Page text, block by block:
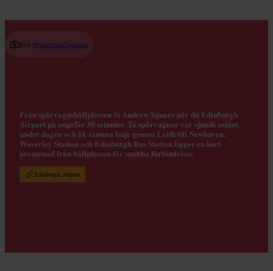
Bild /Wikimedia Commons
Från spårvagnshållplatsen St Andrew Square når du Edinburgh
Airport på ungefär 30 minuter. Ta spårvagnar var sjunde minut
under dagen och åk samma linje genom Leith till Newhaven.
Waverley Station och Edinburgh Bus Station ligger en kort
promenad från hållplatsen för snabba förbindelser.
Edinburgh Airport